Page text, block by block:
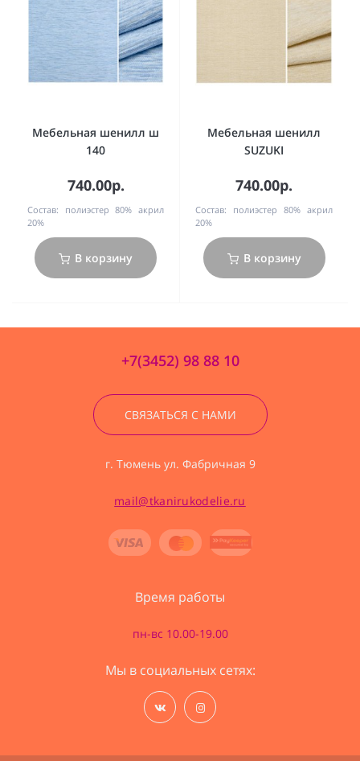
Мебельная шенилл ш
140
740.00р.
Состав:
полиэстер 80% акрил
20%
В корзину
Мебельная шенилл
SUZUKI
740.00р.
Состав:
полиэстер 80% акрил
20%
В корзину
+7(3452) 98 88 10
СВЯЗАТЬСЯ С НАМИ
г. Тюмень ул. Фабричная 9
mail@tkanirukodelie.ru
Время работы
пн-вс 10.00-19.00
Мы в социальных сетях: